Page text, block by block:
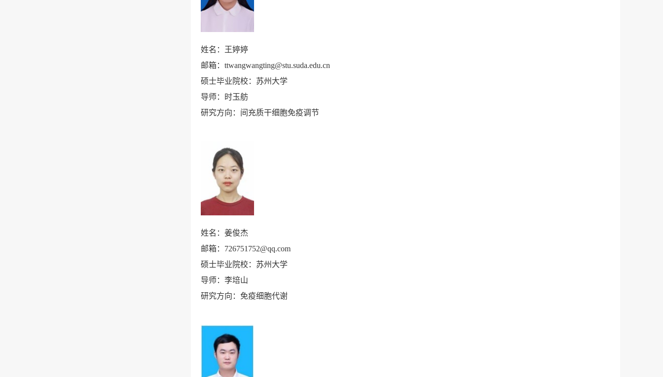
姓名：王婷婷
邮箱： ttwangwangting@stu.suda.edu.cn
硕士毕业院校：苏州大学
导师：时玉舫
研究方向：间充质干细胞免疫调节
姓名：姜俊杰
邮箱： 726751752@qq.com
硕士毕业院校：苏州大学
导师：李培山
研究方向： 免疫细胞代谢